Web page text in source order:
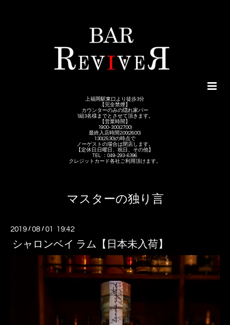
上福岡駅東口より徒歩3分
【完全禁煙】
カウンターのみの隠れ家バー
1組3名様までとさせて頂きます。
【営業時間】
19:00-3:00(27:00)
最終入店時間2:00(26:00)
1:30(25:30)の時点で
ノーゲストの場合は閉店します。
【定休日:日曜日、祝日、その他】
TEL ：049-293-6396
クレジットカード各社ご利用頂けます。
マスターの独り言
2019 /08 /01 19:42
シャロンベイ ラム【日本未入荷】